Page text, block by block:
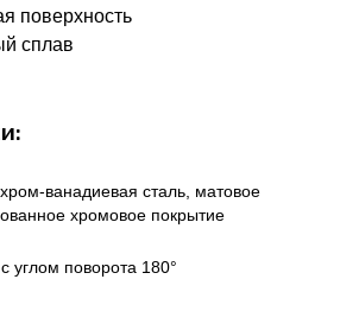
поверхность
сплав
ванадиевая сталь, матовое
хромовое покрытие
углом поворота 180°